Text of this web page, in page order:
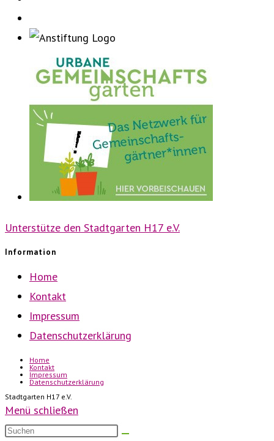
Unterstütze den Stadtgarten H17 e.V.
Information
Home
Kontakt
Impressum
Datenschutzerklärung
Home
Kontakt
Impressum
Datenschutzerklärung
Stadtgarten H17 e.V.
Menü schließen